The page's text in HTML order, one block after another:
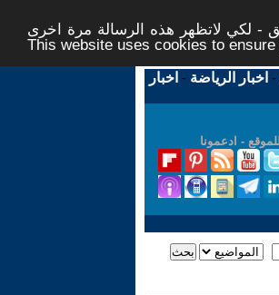
- لكي لاتظهر هذه الرسالة مرة اخرى -
This website uses cookies to
- اخبار الرياضة - اخبار
للموقع - ادعمونا